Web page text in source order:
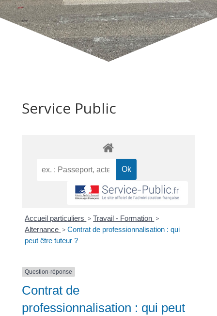
Service Public
Accueil particuliers > Travail - Formation >
Alternance > Contrat de professionnalisation : qui
peut être tuteur ?
Question-réponse
Contrat de
professionnalisation : qui peut